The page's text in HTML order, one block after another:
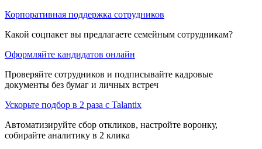
Корпоративная поддержка сотрудников
Какой соцпакет вы предлагаете семейным сотрудникам?
Оформляйте кандидатов онлайн
Проверяйте сотрудников и подписывайте кадровые
документы без бумаг и личных встреч
Ускорьте подбор в 2 раза с Talantix
Автоматизируйте сбор откликов, настройте воронку,
собирайте аналитику в 2 клика